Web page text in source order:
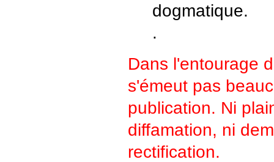
dogmatique.
.
Dans l'entourage
s'émeut pas
publication. Ni
diffamation, ni
rectification.